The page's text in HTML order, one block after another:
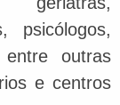
psicólogos,
entre outras
e centros